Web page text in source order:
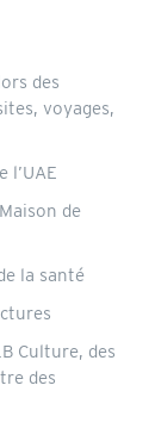
des
voyages,
l’UAE
de
la santé
Culture, des
des